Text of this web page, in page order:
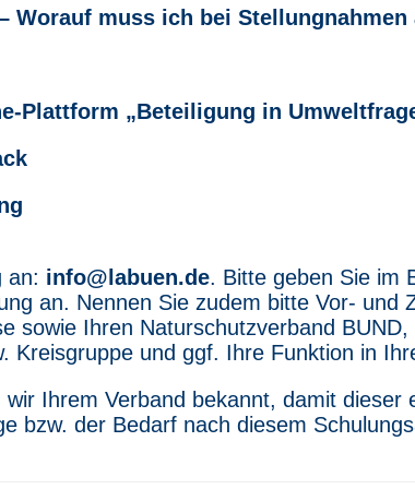
muss ich bei Stellungnahmen
Plattform „Beteiligung in
an: info@labuen.de. Bitte geben Sie im
an. Nennen Sie zudem bitte Vor- und
sowie Ihren Naturschutzverband
Kreisgruppe und ggf. Ihre Funktion in
wir Ihrem Verband bekannt, damit dieser
bzw. der Bedarf nach diesem